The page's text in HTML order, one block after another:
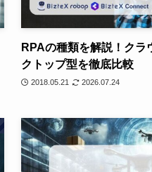
RPAの種類を解説！クラ
クトップ型を徹底比較
2018.05.21 2026.07.24